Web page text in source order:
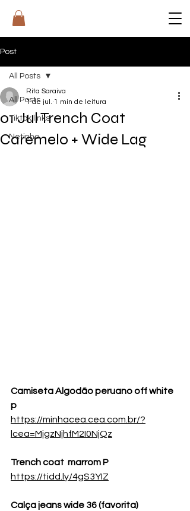
RIT
Post
All Posts
Tiktok links
Netinho
All Posts
01 Jul Trench Coat
Caremelo + Wide Lag
Rita Saraiva
1 de jul. 1 min de leitura
Camiseta Algodão peruano off white
p
https://minhacea.cea.com.br/?
lcea=MjgzNjhfM2I0NjQz
Trench coat  marrom P
https://tidd.ly/4gS3YIZ
Calça jeans wide 36 (favorita)